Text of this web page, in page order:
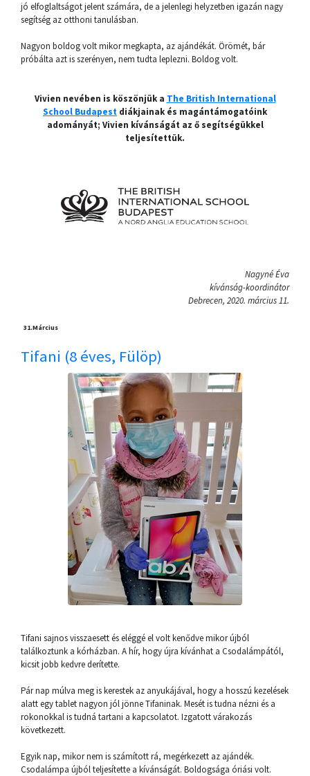
jó elfoglaltságot jelent számára, de a jelenlegi helyzetben igazán nagy
segítség az otthoni tanulásban.
Nagyon boldog volt mikor megkapta, az ajándékát. Örömét, bár
próbálta azt is szerényen, nem tudta leplezni. Boldog volt.
Vivien nevében is köszönjük a The British International
School Budapest diákjainak és magántámogatóink
adományát; Vivien kívánságát az ő segítségükkel
teljesítettük.
Nagyné Éva
kívánság-koordinátor
Debrecen, 2020. március 11.
31.Március
Tifani (8 éves, Fülöp)
Tifani sajnos visszaesett és eléggé el volt kenődve mikor újból
találkoztunk a kórházban. A hír, hogy újra kívánhat a Csodalámpától,
kicsit jobb kedvre derítette.
Pár nap múlva meg is kerestek az anyukájával, hogy a hosszú kezelések
alatt egy tablet nagyon jól jönne Tifaninak. Mesét is tudna nézni és a
rokonokkal is tudná tartani a kapcsolatot. Izgatott várakozás
következett.
Egyik nap, mikor nem is számított rá, megérkezett az ajándék.
Csodalámpa újból teljesítette a kívánságát. Boldogsága óriási volt.